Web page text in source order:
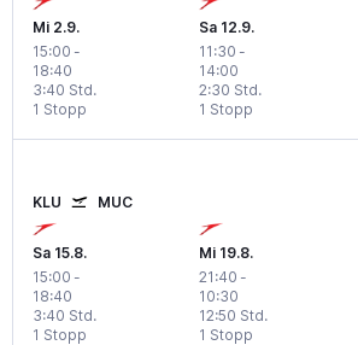
Mi 2.9.
15:00 -
18:40
1 Stopp
3:40 Std.
Sa 12.9.
11:30 -
14:00
1 Stopp
2:30 Std.
KLU MUC
Sa 15.8.
15:00 -
18:40
1 Stopp
3:40 Std.
Mi 19.8.
21:40 -
10:30
1 Stopp
12:50 Std.